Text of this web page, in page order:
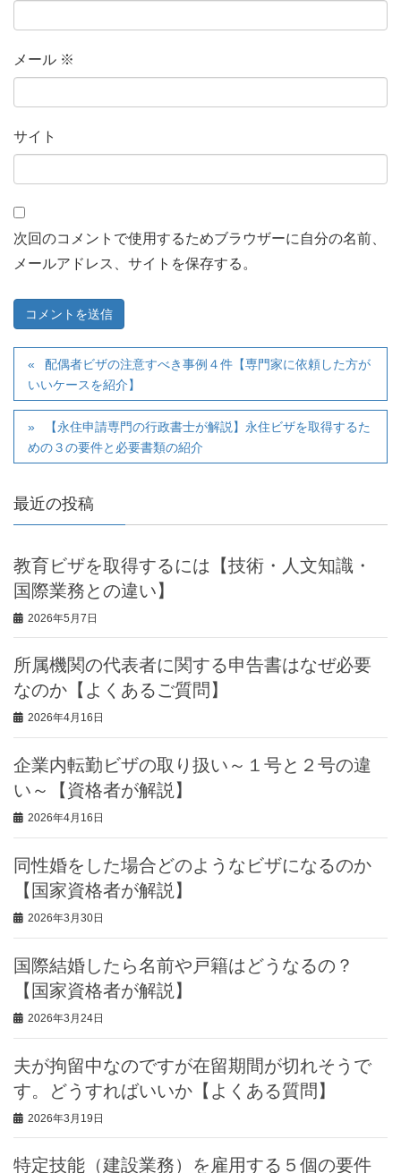
メール ※
サイト
次回のコメントで使用するためブラウザーに自分の名前、
メールアドレス、サイトを保存する。
配偶者ビザの注意すべき事例４件【専門家に依頼した方が
いいケースを紹介】
【永住申請専門の行政書士が解説】永住ビザを取得するた
めの３の要件と必要書類の紹介
最近の投稿
教育ビザを取得するには【技術・人文知識・
国際業務との違い】
2026年5月7日
所属機関の代表者に関する申告書はなぜ必要
なのか【よくあるご質問】
2026年4月16日
企業内転勤ビザの取り扱い～１号と２号の違
い～【資格者が解説】
2026年4月16日
同性婚をした場合どのようなビザになるのか
【国家資格者が解説】
2026年3月30日
国際結婚したら名前や戸籍はどうなるの？
【国家資格者が解説】
2026年3月24日
夫が拘留中なのですが在留期間が切れそうで
す。どうすればいいか【よくある質問】
2026年3月19日
特定技能（建設業務）を雇用する５個の要件